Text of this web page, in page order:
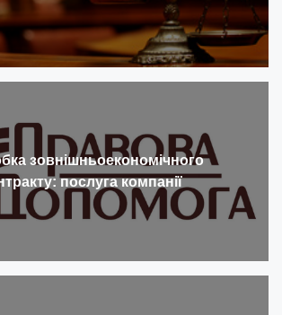
зовнішньоекономічного
послуга компанії